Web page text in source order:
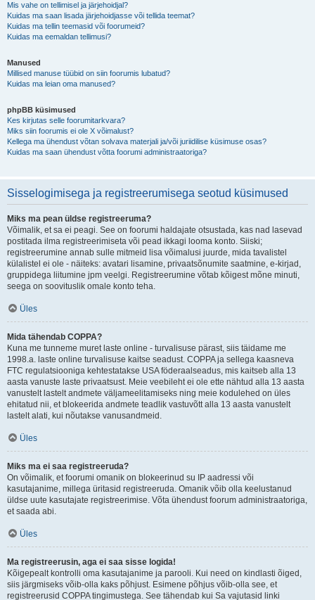
Mis vahe on tellimisel ja järjehoidjal?
Kuidas ma saan lisada järjehoidjasse või tellida teemat?
Kuidas ma tellin teemasid või foorumeid?
Kuidas ma eemaldan tellimusi?
Manused
Millised manuse tüübid on siin foorumis lubatud?
Kuidas ma leian oma manused?
phpBB küsimused
Kes kirjutas selle foorumitarkvara?
Miks siin foorumis ei ole X võimalust?
Kellega ma ühendust võtan solvava materjali ja/või juriidilise küsimuse osas?
Kuidas ma saan ühendust võtta foorumi administraatoriga?
Sisselogimisega ja registreerumisega seotud küsimused
Miks ma pean üldse registreeruma?
Võimalik, et sa ei peagi. See on foorumi haldajate otsustada, kas nad lasevad
postitada ilma registreerimiseta või pead ikkagi looma konto. Siiski;
registreerumine annab sulle mitmeid lisa võimalusi juurde, mida tavalistel
külalistel ei ole - näiteks: avatari lisamine, privaatsõnumite saatmine, e-kirjad,
gruppidega liitumine jpm veelgi. Registreerumine võtab kõigest mõne minuti,
seega on soovituslik omale konto teha.
Üles
Mida tähendab COPPA?
Kuna me tunneme muret laste online - turvalisuse pärast, siis täidame me
1998.a. laste online turvalisuse kaitse seadust. COPPA ja sellega kaasneva
FTC regulatsiooniga kehtestatakse USA föderaalseadus, mis kaitseb alla 13
aasta vanuste laste privaatsust. Meie veebileht ei ole ette nähtud alla 13 aasta
vanustelt lastelt andmete väljameelitamiseks ning meie kodulehed on üles
ehitatud nii, et blokeerida andmete teadlik vastuvõtt alla 13 aasta vanustelt
lastelt alati, kui nõutakse vanusandmeid.
Üles
Miks ma ei saa registreeruda?
On võimalik, et foorumi omanik on blokeerinud su IP aadressi või
kasutajanime, millega üritasid registreeruda. Omanik võib olla keelustanud
üldse uute kasutajate registreerimise. Võta ühendust foorum administraatoriga,
et saada abi.
Üles
Ma registreerusin, aga ei saa sisse logida!
Kõigepealt kontrolli oma kasutajanime ja parooli. Kui need on kindlasti õiged,
siis järgmiseks võib-olla kaks põhjust. Esimene põhjus võib-olla see, et
registreerusid COPPA tingimustega. See tähendab kui Sa vajutasid linki